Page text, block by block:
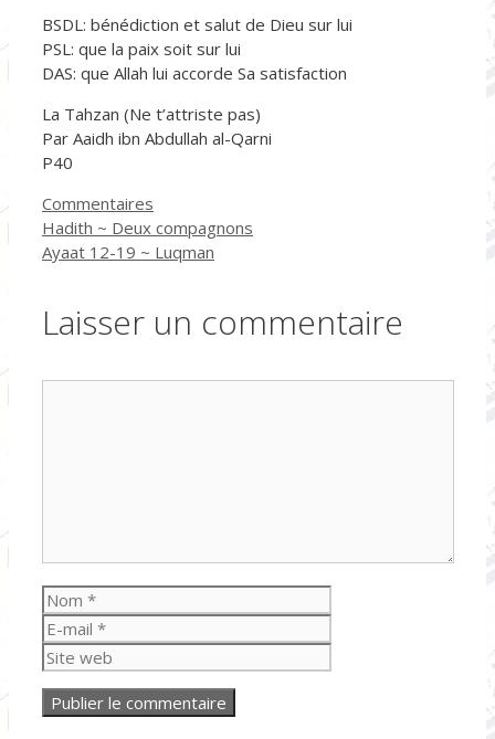
BSDL: bénédiction et salut de Dieu sur lui
PSL: que la paix soit sur lui
DAS: que Allah lui accorde Sa satisfaction
La Tahzan (Ne t’attriste pas)
Par Aaidh ibn Abdullah al-Qarni
P40
Catégories
Commentaires
Hadith ~ Deux compagnons
Ayaat 12-19 ~ Luqman
Laisser un commentaire
Nom
mail
web